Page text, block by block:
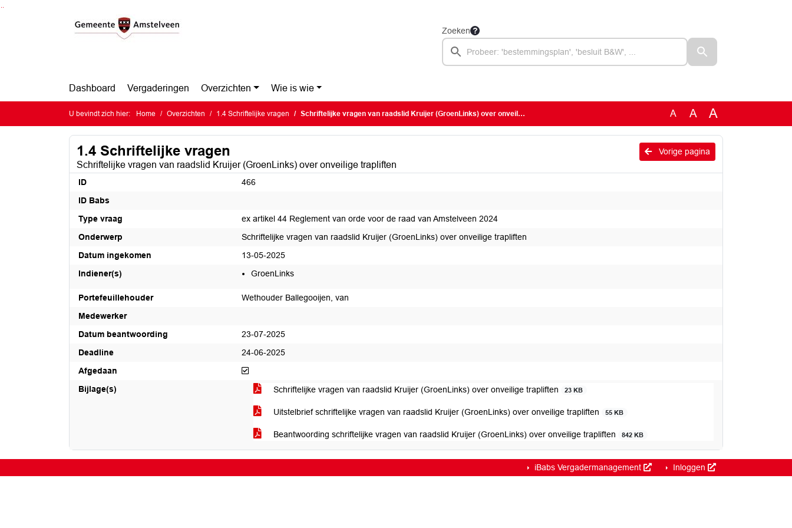
Zoeken
Dashboard Vergaderingen Overzichten Wie is wie
U bevindt zich hier: Home Overzichten 1.4 Schriftelijke vragen Schriftelijke vragen van raadslid Kruijer (GroenLinks) over onveilige trapliften A A A
Vorige pagina
1.4 Schriftelijke vragen
Schriftelijke vragen van raadslid Kruijer (GroenLinks) over onveilige trapliften
ID
466
ID Babs
Type vraag
ex artikel 44 Reglement van orde voor de raad van Amstelveen 2024
Onderwerp
Schriftelijke vragen van raadslid Kruijer (GroenLinks) over onveilige trapliften
Datum ingekomen
13-05-2025
Indiener(s)
GroenLinks
Portefeuillehouder
Wethouder Ballegooijen, van
Medewerker
Datum beantwoording
23-07-2025
Deadline
24-06-2025
Afgedaan
Afgedaan
Bijlage(s)
Schriftelijke vragen van raadslid Kruijer (GroenLinks) over onveilige trapliften 23 KB
Uitstelbrief schriftelijke vragen van raadslid Kruijer (GroenLinks) over onveilige trapliften 55 KB
Beantwoording schriftelijke vragen van raadslid Kruijer (GroenLinks) over onveilige trapliften 842 KB
iBabs Vergadermanagement Inloggen